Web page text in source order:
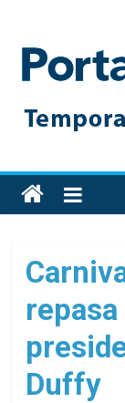
content
Toda
la
de
cruceros
en
un
solo
sitio
Duffy